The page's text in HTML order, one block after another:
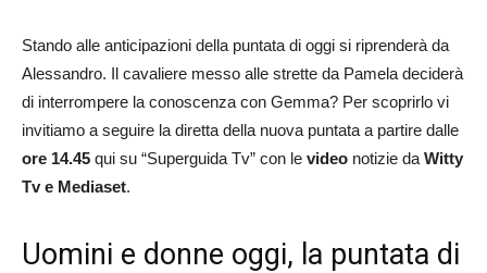
Stando alle anticipazioni della puntata di oggi si riprenderà da
Alessandro. Il cavaliere messo alle strette da Pamela deciderà
di interrompere la conoscenza con Gemma? Per scoprirlo vi
invitiamo a seguire la diretta della nuova puntata a partire dalle
ore 14.45 qui su “Superguida Tv” con le video notizie da Witty
Tv e Mediaset.
Uomini e donne oggi, la puntata di